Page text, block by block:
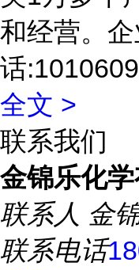
和经营。
话
全文 >
联系我们
金锦乐化学
联系人 金
联系电话